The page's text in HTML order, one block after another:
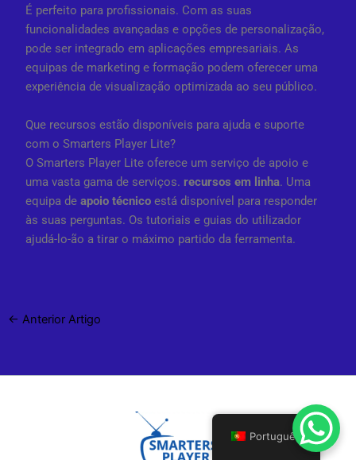
É perfeito para profissionais. Com as suas
funcionalidades avançadas e opções de personalização,
pode ser integrado em aplicações empresariais. As
equipas de marketing e formação podem oferecer uma
experiência de visualização optimizada ao seu público.
Que recursos estão disponíveis para ajuda e suporte
com o Smarters Player Lite?
O Smarters Player Lite oferece um serviço de apoio e
uma vasta gama de serviços. recursos em linha. Uma
equipa deapoio técnico está disponível para responder
às suas perguntas. Os tutoriais e guias do utilizador
ajudá-lo-ão a tirar o máximo partido da ferramenta.
← Anterior Artigo
Português